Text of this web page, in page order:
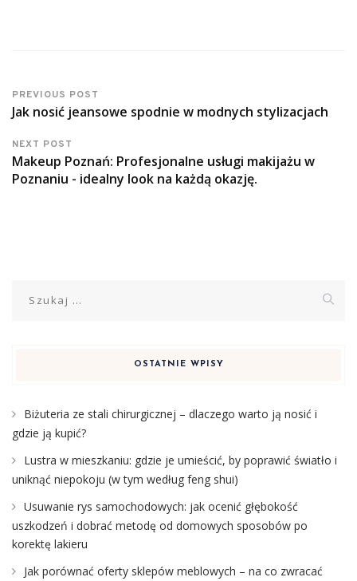
PREVIOUS POST
Jak nosić jeansowe spodnie w modnych stylizacjach
NEXT POST
Makeup Poznań: Profesjonalne usługi makijażu w
Poznaniu - idealny look na każdą okazję.
OSTATNIE WPISY
Biżuteria ze stali chirurgicznej – dlaczego warto ją nosić i
gdzie ją kupić?
Lustra w mieszkaniu: gdzie je umieścić, by poprawić światło i
uniknąć niepokoju (w tym według feng shui)
Usuwanie rys samochodowych: jak ocenić głębokość
uszkodzeń i dobrać metodę od domowych sposobów po
korektę lakieru
Jak porównać oferty sklepów meblowych – na co zwracać